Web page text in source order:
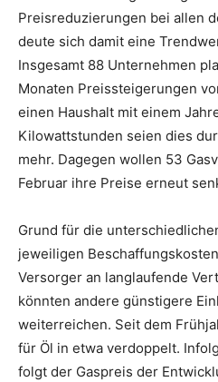
Preisreduzierungen bei allen
deute sich damit eine
Insgesamt 88 Unternehmen
Monaten Preissteigerungen
einen Haushalt mit einem
Kilowattstunden seien dies
mehr. Dagegen wollen 53
Februar ihre Preise erneut
Grund für die
jeweiligen
Versorger an langlaufende
könnten andere günstigere
weiterreichen. Seit dem
für Öl in etwa verdoppelt.
folgt der Gaspreis der